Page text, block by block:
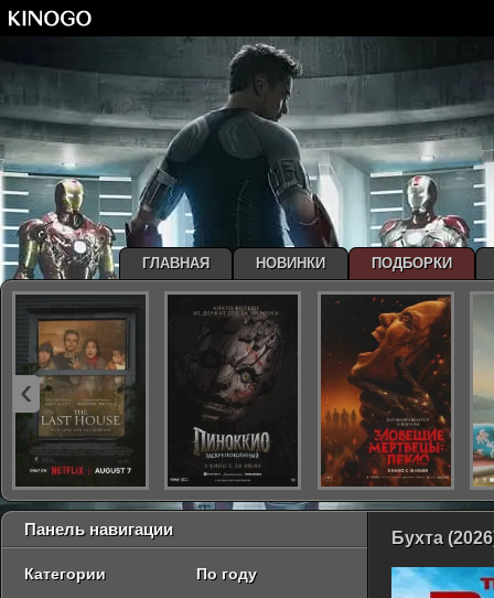
Бухта
Панель навигации
Категории По году
ГЛАВНАЯ НОВИНКИ ПОДБОРКИ
‹